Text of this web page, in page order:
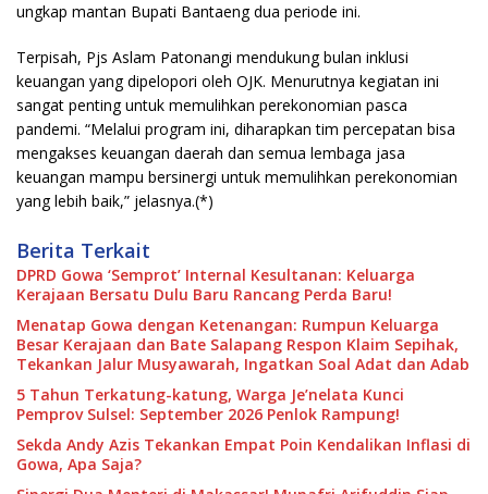
ungkap mantan Bupati Bantaeng dua periode ini.
Terpisah, Pjs Aslam Patonangi mendukung bulan inklusi
keuangan yang dipelopori oleh OJK. Menurutnya kegiatan ini
sangat penting untuk memulihkan perekonomian pasca
pandemi. “Melalui program ini, diharapkan tim percepatan bisa
mengakses keuangan daerah dan semua lembaga jasa
keuangan mampu bersinergi untuk memulihkan perekonomian
yang lebih baik,” jelasnya.(*)
Berita Terkait
DPRD Gowa ‘Semprot’ Internal Kesultanan: Keluarga
Kerajaan Bersatu Dulu Baru Rancang Perda Baru!
Menatap Gowa dengan Ketenangan: Rumpun Keluarga
Besar Kerajaan dan Bate Salapang Respon Klaim Sepihak,
Tekankan Jalur Musyawarah, Ingatkan Soal Adat dan Adab
5 Tahun Terkatung-katung, Warga Je’nelata Kunci
Pemprov Sulsel: September 2026 Penlok Rampung!
Sekda Andy Azis Tekankan Empat Poin Kendalikan Inflasi di
Gowa, Apa Saja?